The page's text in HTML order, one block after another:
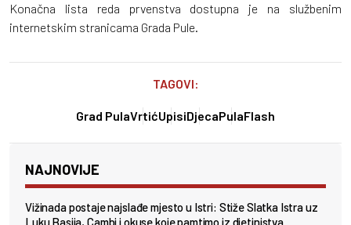
Konačna lista reda prvenstva dostupna je na službenim
internetskim stranicama Grada Pule.
TAGOVI:
Grad PulaVrtićUpisiDjecaPulaFlash
NAJNOVIJE
Vižinada postaje najslađe mjesto u Istri: Stiže Slatka Istra uz
Luku Basija, Cambi i okuse koje pamtimo iz djetinjstva